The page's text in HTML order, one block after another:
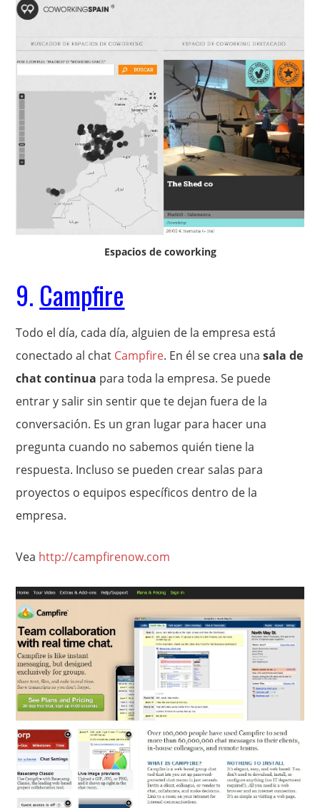
Espacios de coworking
9. Campfire
Todo el día, cada día, alguien de la empresa está
conectado al chat Campfire. En él se crea una sala de
chat continua para toda la empresa. Se puede
entrar y salir sin sentir que te dejan fuera de la
conversación. Es un gran lugar para hacer una
pregunta cuando no sabemos quién tiene la
respuesta. Incluso se pueden crear salas para
proyectos o equipos específicos dentro de la
empresa.
Vea http://campfirenow.com